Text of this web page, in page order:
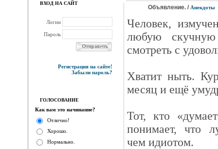
ВХОД НА САЙТ
Логин
Пароль
Регистрация на сайте!
Забыли пароль?
ГОЛОСОВАНИЕ
Как вам это начинание?
Отлично!
Хорошо.
Нормально.
Объявление. / Анекдоты
Человек,
любую
смотреть с
Хватит ныть.
месяц и ещё
Тот, кто
понимает, что
чем идиотом.